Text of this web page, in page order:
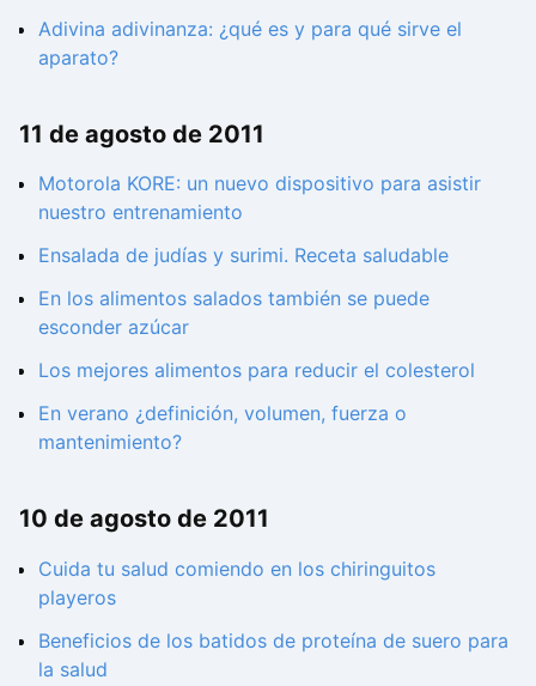
Adivina adivinanza: ¿qué es y para qué sirve el
aparato?
11 de agosto de 2011
Motorola KORE: un nuevo dispositivo para asistir
nuestro entrenamiento
Ensalada de judías y surimi. Receta saludable
En los alimentos salados también se puede
esconder azúcar
Los mejores alimentos para reducir el colesterol
En verano ¿definición, volumen, fuerza o
mantenimiento?
10 de agosto de 2011
Cuida tu salud comiendo en los chiringuitos
playeros
Beneficios de los batidos de proteína de suero para
la salud